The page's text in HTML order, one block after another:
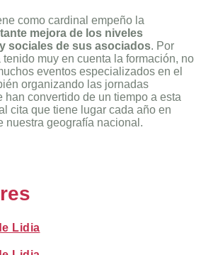
como cardinal empeño la
mejora de los niveles
sociales de sus asociados. Por
muy en cuenta la formación, no
eventos especializados en el
organizando las jornadas
han convertido de un tiempo a esta
cita que tiene lugar cada año en
nuestra geografía nacional.